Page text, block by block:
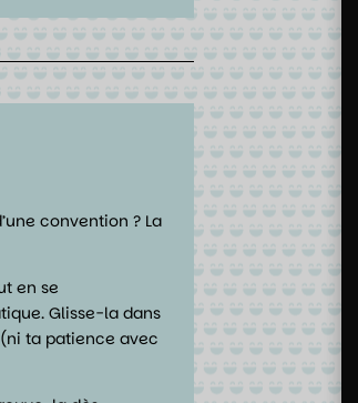
convention ? La
en se
Glisse-la dans
ta patience avec